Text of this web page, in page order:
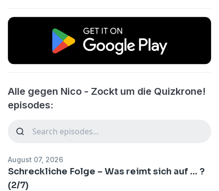
Alle gegen Nico - Zockt um die Quizkrone!
episodes:
August 07, 2026
Schreckliche Folge – Was reimt sich auf … ?
(2/7)